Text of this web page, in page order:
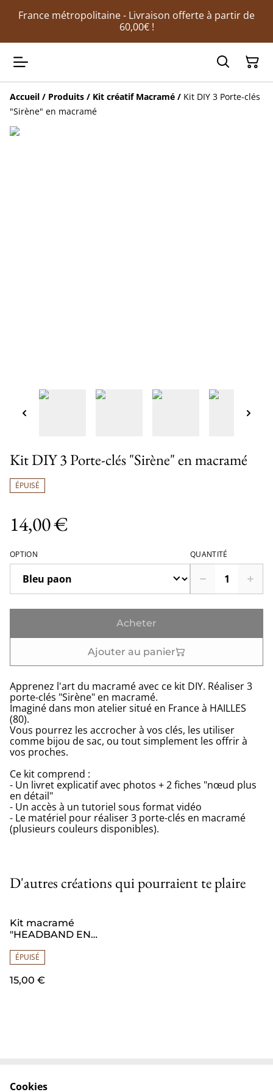
France métropolitaine - Livraison offerte à partir de
60,00€ !
Accueil / Produits / Kit créatif Macramé / Kit DIY 3 Porte-clés
"Sirène" en macramé
Kit DIY 3 Porte-clés "Sirène" en macramé
ÉPUISÉ
14,00 €
OPTION QUANTITÉ
Acheter
Ajouter au panier
Apprenez l'art du macramé avec ce kit DIY. Réaliser 3
porte-clés "Sirène" en macramé.
Imaginé dans mon atelier situé en France à HAILLES
(80).
Vous pourrez les accrocher à vos clés, les utiliser
comme bijou de sac, ou tout simplement les offrir à
vos proches.
Ce kit comprend :
- Un livret explicatif avec photos + 2 fiches "nœud plus
en détail"
- Un accès à un tutoriel sous format vidéo
- Le matériel pour réaliser 3 porte-clés en macramé
(plusieurs couleurs disponibles).
D'autres créations qui pourraient te plaire
Kit macramé
"HEADBAND EN
ÉPUISÉ
15,00 €
Cookies